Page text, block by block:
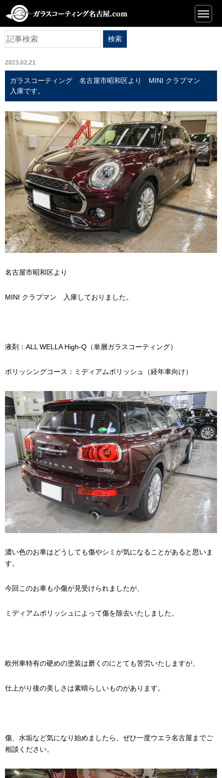
ニュース
2023.02.21
ガラスコーティング 名古屋市昭和区より MINI クラブマン
入庫です。
名古屋市昭和区より
MINI クラブマン 入庫しておりました。
液剤：ALL WELLA High-Q（単層ガラスコーティング）
ポリッシングコース：ミディアムポリッシュ（経年車向け）
濃い色のお車はどうしても傷やシミが気になることがあると思いま
す。
今回このお車も小傷が見受けられましたが、
ミディアムポリッシュによって傷を除去いたしました。
欧州車特有の硬めの塗装は磨くのにとても苦労いたしますが、
仕上がり後の美しさは素晴らしいものがあります。
傷、水垢など気になり始めましたら、ぜひ一度ウエラ名古屋までご
相談ください。